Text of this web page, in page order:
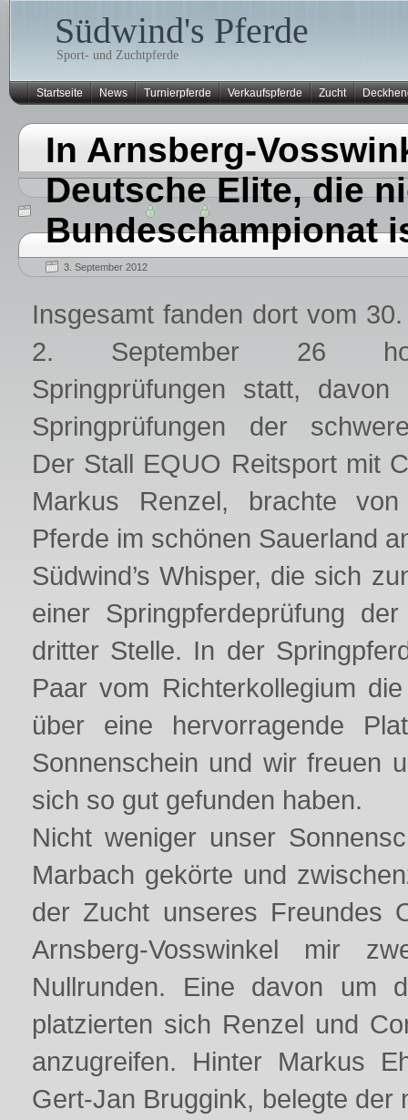
Südwind's Pferde
Sport- und Zuchtpferde
Startseite News Turnierpferde Verkaufspferde Zucht
In Arnsberg-
Deutsche Elite, die
Bundeschampionat
3. September 2012
Insgesamt fanden dort vom
2. September 26
Springprüfungen statt, davon
Springprüfungen der
Der Stall EQUO Reitsport mit
Markus Renzel, brachte
Pferde im schönen Sauerland
Südwind’s Whisper, die sich
einer Springpferdeprüfung
dritter Stelle. In der
Paar vom Richterkollegium
über eine hervorragende
Sonnenschein und wir freuen
sich so gut gefunden haben.
Nicht weniger unser
Marbach gekörte und
der Zucht unseres Freundes
Arnsberg-Vosswinkel mir
Nullrunden. Eine davon um
platzierten sich Renzel und
anzugreifen. Hinter Markus
Gert-Jan Bruggink, belegte der